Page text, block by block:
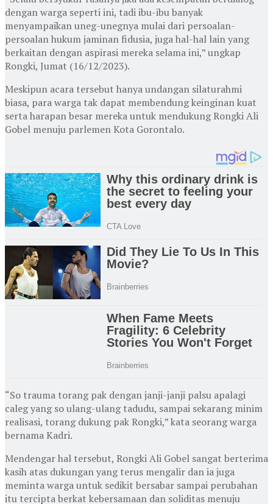
dengan warga seperti ini, tadi ibu-ibu banyak
menyampaikan uneg-unegnya mulai dari persoalan-
persoalan hukum jaminan fidusia, juga hal-hal lain yang
berkaitan dengan aspirasi mereka selama ini,” ungkap
Rongki, Jumat (16/12/2023).
Meskipun acara tersebut hanya undangan silaturahmi
biasa, para warga tak dapat membendung keinginan kuat
serta harapan besar mereka untuk mendukung Rongki Ali
Gobel menuju parlemen Kota Gorontalo.
“So trauma torang pak dengan janji-janji palsu apalagi
caleg yang so ulang-ulang tadudu, sampai sekarang minim
realisasi, torang dukung pak Rongki,” kata seorang warga
bernama Kadri.
Mendengar hal tersebut, Rongki Ali Gobel sangat berterima
kasih atas dukungan yang terus mengalir dan ia juga
meminta warga untuk sedikit bersabar sampai perubahan
itu tercipta berkat kebersamaan dan soliditas menuju